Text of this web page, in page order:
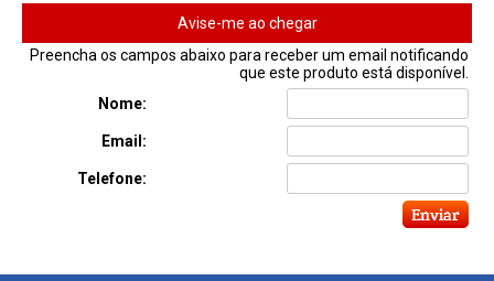
Avise-me ao chegar
Preencha os campos abaixo para receber um email notificando
que este produto está disponível.
Nome:
Email:
Telefone: